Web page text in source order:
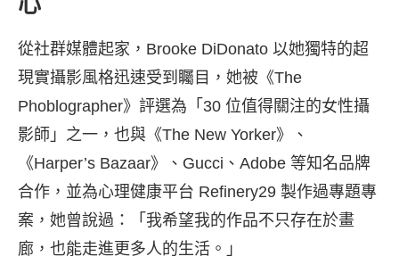
從社群媒體起家，Brooke DiDonato 以她獨特的超
現實攝影風格迅速受到矚目，她被《The
Phoblographer》評選為「30 位值得關注的女性攝
影師」之一，也與《The New Yorker》、
《Harper’s Bazaar》、Gucci、Adobe 等知名品牌
合作，並為心理健康平台 Refinery29 製作過專題專
案，她曾說過：「我希望我的作品不只存在於畫
廊，也能走進更多人的生活。」